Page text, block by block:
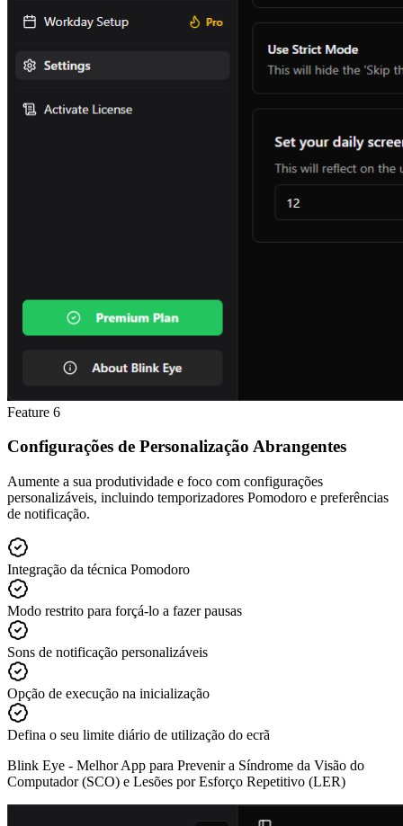
Feature 6
Configurações de Personalização Abrangentes
Aumente a sua produtividade e foco com configurações
personalizáveis, incluindo temporizadores Pomodoro e preferências
de notificação.
Integração da técnica Pomodoro
Modo restrito para forçá-lo a fazer pausas
Sons de notificação personalizáveis
Opção de execução na inicialização
Defina o seu limite diário de utilização do ecrã
Blink Eye - Melhor App para Prevenir a Síndrome da Visão do
Computador (SCO) e Lesões por Esforço Repetitivo (LER)